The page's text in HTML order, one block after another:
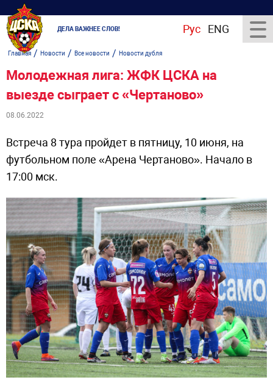
ДЕЛА ВАЖНЕЕ СЛОВ! Рус ENG
Главная/ Новости / Все новости / Новости дубля
Молодежная лига: ЖФК ЦСКА на
выезде сыграет с «Чертаново»
08.06.2022
Встреча 8 тура пройдет в пятницу, 10 июня, на
футбольном поле «Арена Чертаново». Начало в
17:00 мск.